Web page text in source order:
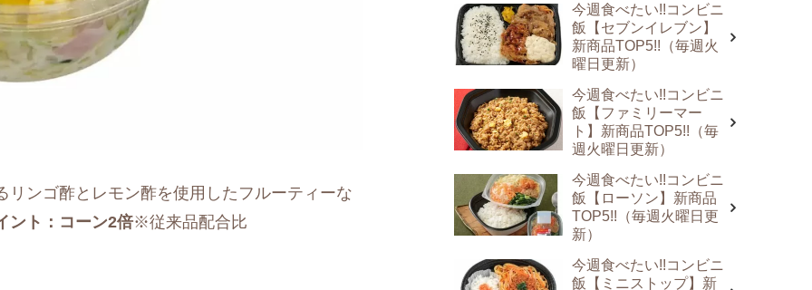
ンゴ酢とレモン酢を使用したフルーティーな
ント：コーン2倍※従来品配合比
今週食べたい!!コンビニ
飯【セブンイレブン】
新商品TOP5!!（毎週火
曜日更新）
今週食べたい!!コンビニ
飯【ファミリーマー
ト】新商品TOP5!!（毎
週火曜日更新）
今週食べたい!!コンビニ
飯【ローソン】新商品
TOP5!!（毎週火曜日更
新）
今週食べたい!!コンビニ
飯【ミニストップ】新